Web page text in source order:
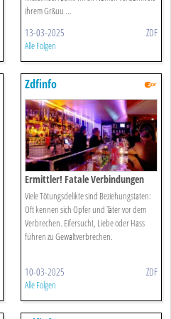
ihrem Gr&uu ...
13-03-2025 ZDF
Alle Folgen
Zdfinfo
Ermittler! Fatale Verbindungen
Viele Tötungsdelikte sind Beziehungstaten:
Oft kennen sich Opfer und Täter vor dem
Verbrechen. Eifersucht, Liebe oder Hass
führen zu Gewaltverbrechen.
10-03-2025 ZDF
Alle Folgen